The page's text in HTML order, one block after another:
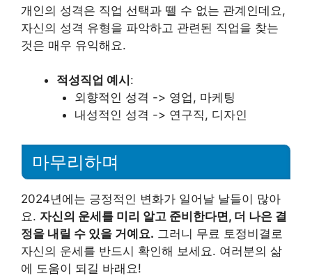
개인의 성격은 직업 선택과 뗄 수 없는 관계인데요,
자신의 성격 유형을 파악하고 관련된 직업을 찾는
것은 매우 유익해요.
적성직업 예시 :
외향적인 성격 -> 영업, 마케팅
내성적인 성격 -> 연구직, 디자인
마무리하며
2024년에는 긍정적인 변화가 일어날 날들이 많아
요. 자신의 운세를 미리 알고 준비한다면, 더 나은 결
정을 내릴 수 있을 거예요. 그러니 무료 토정비결로
자신의 운세를 반드시 확인해 보세요. 여러분의 삶
에 도움이 되길 바래요!